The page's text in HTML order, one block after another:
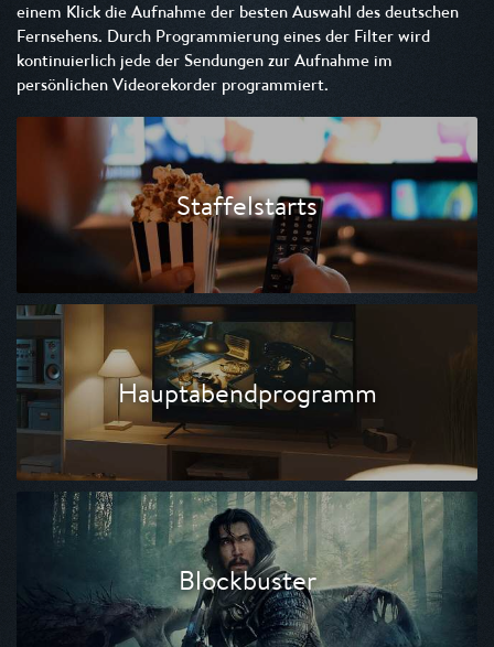
einem Klick die Aufnahme der besten Auswahl des deutschen
Fernsehens. Durch Programmierung eines der Filter wird
kontinuierlich jede der Sendungen zur Aufnahme im
persönlichen Videorekorder programmiert.
Staffelstarts
Hauptabendprogramm
Blockbuster